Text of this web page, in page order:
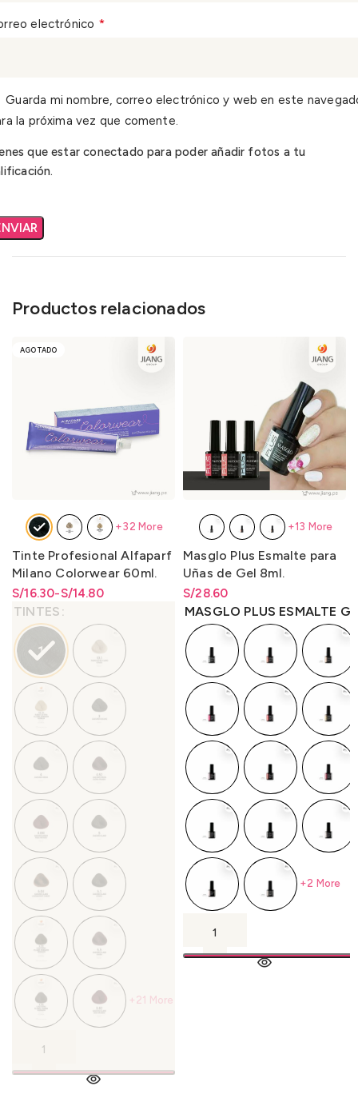
electrónico *
Guarda mi nombre, correo electrónico y web en este
la próxima vez que comente.
que estar conectado para poder añadir fotos a tu
Productos relacionados
AGOTADO
Tinte Profesional Alfaparf
Milano Colorwear 60ml.
S/14.80
-
S/16.30
Rango de precios: desde
S/14.80 hasta S/16.30
Rango de precios: desde
S/14.80hasta
TINTES
+21 More
+32 More
Masglo Plus Esmalte para
Uñas de Gel 8ml.
S/28.60
Rango de precios: desde
S/28.60 hastaS/ 28.60
MASGLO PLUS ESMALTE
+2 More
+13 More